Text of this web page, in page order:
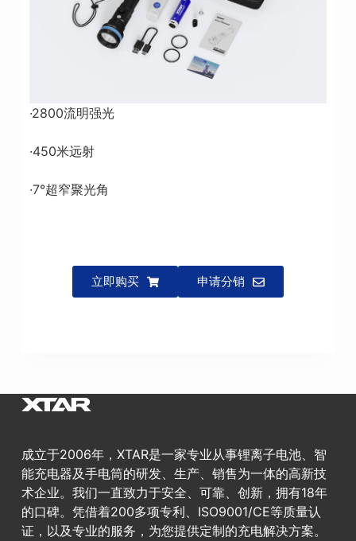
·2800流明强光
·450米远射
·7°超窄聚光角
立即购买 申请分销
成立于2006年，XTAR是一家专业从事锂离子电池、智
能充电器及手电筒的研发、生产、销售为一体的高新技
术企业。我们一直致力于安全、可靠、创新，拥有18年
的口碑。凭借着200多项专利、ISO9001/CE等质量认
证，以及专业的服务，为您提供定制的充电解决方案。